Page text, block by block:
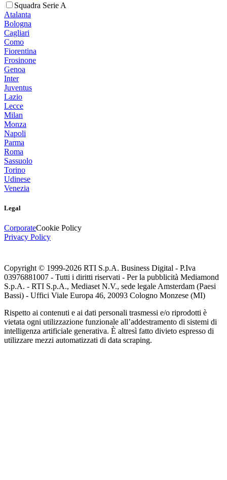
Squadra Serie A
Atalanta
Bologna
Cagliari
Como
Fiorentina
Frosinone
Genoa
Inter
Juventus
Lazio
Lecce
Milan
Monza
Napoli
Parma
Roma
Sassuolo
Torino
Udinese
Venezia
Legal
CorporateCookie Policy
Privacy Policy
Copyright © 1999-2026 RTI S.p.A. Business Digital - P.Iva
03976881007 - Tutti i diritti riservati - Per la pubblicità Mediamond
S.p.A. - RTI S.p.A., Mediaset N.V., sede legale Amsterdam (Paesi
Bassi) - Uffici Viale Europa 46, 20093 Cologno Monzese (MI)
Rispetto ai contenuti e ai dati personali trasmessi e/o riprodotti è
vietata ogni utilizzazione funzionale all’addestramento di sistemi di
intelligenza artificiale generativa. È altresì fatto divieto espresso di
utilizzare mezzi automatizzati di data scraping.